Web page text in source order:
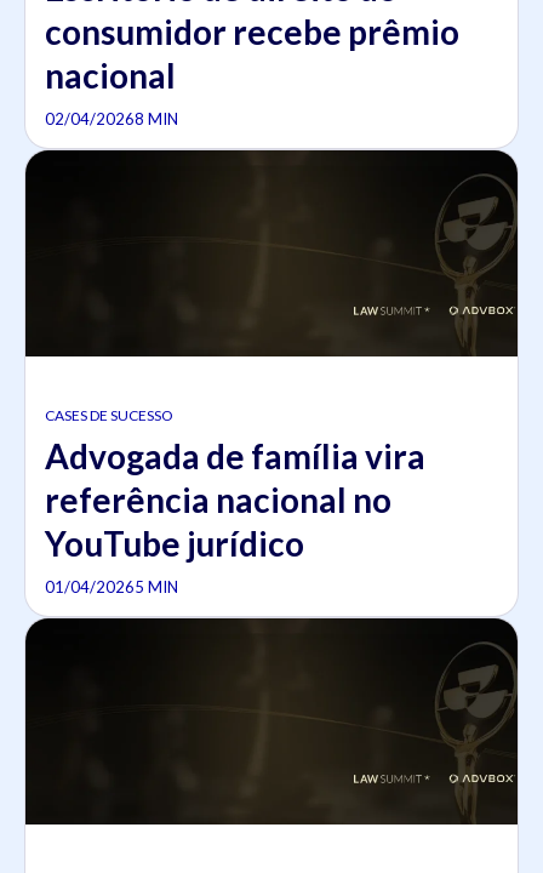
consumidor recebe prêmio
nacional
02/04/20268 MIN
CASES DE SUCESSO
Advogada de família vira
referência nacional no
YouTube jurídico
01/04/20265 MIN